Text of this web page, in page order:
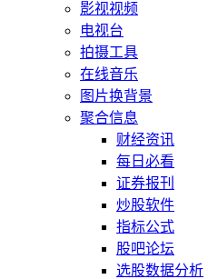
影视视频
电视台
拍摄工具
在线音乐
图片换背景
聚合信息
财经资讯
每日必看
证券报刊
炒股软件
指标公式
股吧论坛
选股数据分析